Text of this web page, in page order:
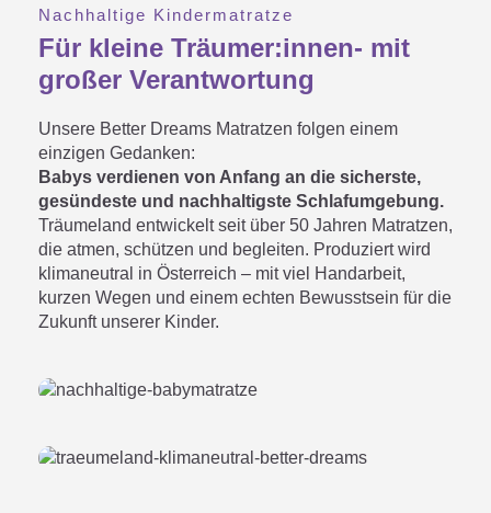
Nachhaltige Kindermatratze
Für kleine Träumer:innen- mit
großer Verantwortung
Unsere Better Dreams Matratzen folgen einem
einzigen Gedanken:
Babys verdienen von Anfang an die sicherste,
gesündeste und nachhaltigste Schlafumgebung.
Träumeland entwickelt seit über 50 Jahren Matratzen,
die atmen, schützen und begleiten. Produziert wird
klimaneutral in Österreich – mit viel Handarbeit,
kurzen Wegen und einem echten Bewusstsein für die
Zukunft unserer Kinder.